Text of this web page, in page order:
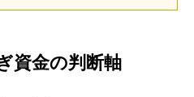
資金の判断軸